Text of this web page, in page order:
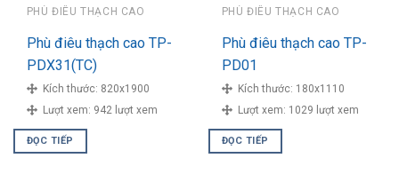
PHÙ ĐIÊU THẠCH CAO
Phù điêu thạch cao TP-
PDX31(TC)
Kích thước: 820x1900
Lượt xem: 942 lượt xem
ĐỌC TIẾP
PHÙ ĐIÊU THẠCH CAO
Phù điêu thạch cao TP-
PD01
Kích thước: 180x1110
Lượt xem: 1029 lượt xem
ĐỌC TIẾP